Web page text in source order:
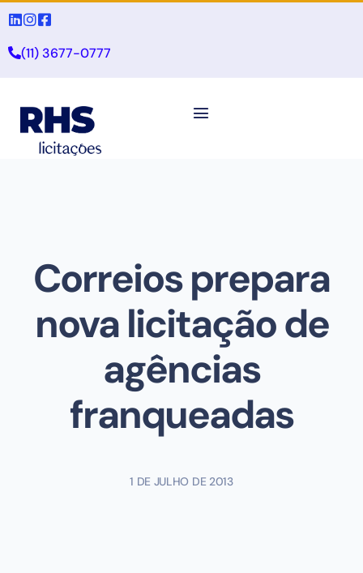
(11) 3677-0777
Correios prepara
nova licitação de
agências
franqueadas
1 DE JULHO DE 2013